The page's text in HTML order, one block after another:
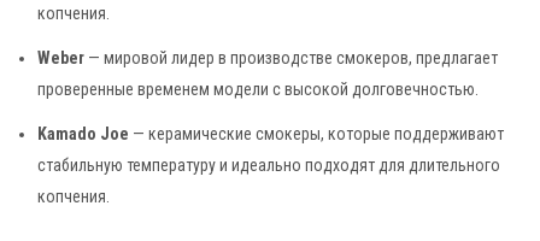
копчения.
Weber — мировой лидер в производстве смокеров, предлагает
проверенные временем модели с высокой долговечностью.
Kamado Joe — керамические смокеры, которые поддерживают
стабильную температуру и идеально подходят для длительного
копчения.